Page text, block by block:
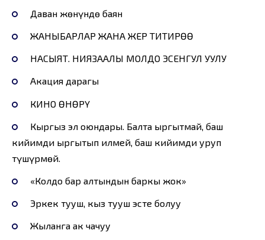
Даван жөнүндө баян
ЖАНЫБАРЛАР ЖАНА ЖЕР ТИТИРӨӨ
НАСЫЯТ. НИЯЗААЛЫ МОЛДО ЭСЕНГУЛ УУЛУ
Акация дарагы
КИНО ӨНӨРҮ
Кыргыз эл оюндары. Балта ыргытмай, баш
кийимди ыргытып илмей, баш кийимди уруп
түшүрмөй.
«Колдо бар алтындын баркы жок»
Эркек тууш, кыз тууш эсте болуу
Жыланга ак чачуу